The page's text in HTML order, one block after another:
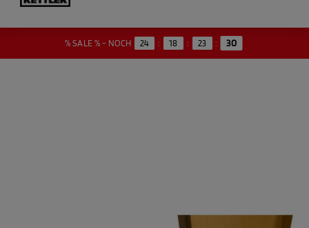
% SALE % - NOCH 24 : 18 : 23 : 30